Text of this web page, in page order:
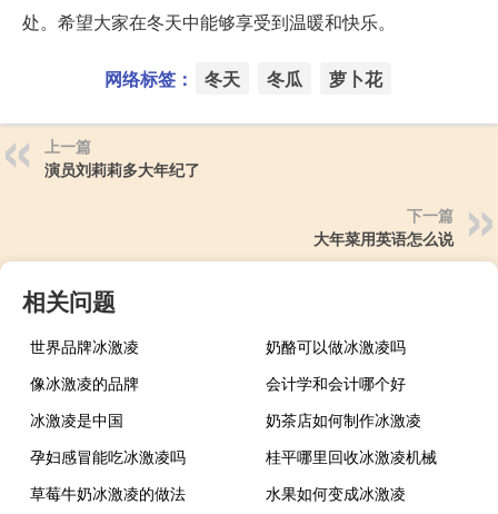
处。希望大家在冬天中能够享受到温暖和快乐。
网络标签： 冬天 冬瓜 萝卜花
上一篇
演员刘莉莉多大年纪了
下一篇
大年菜用英语怎么说
相关问题
世界品牌冰激凌
奶酪可以做冰激凌吗
像冰激凌的品牌
会计学和会计哪个好
冰激凌是中国
奶茶店如何制作冰激凌
孕妇感冒能吃冰激凌吗
桂平哪里回收冰激凌机械
草莓牛奶冰激凌的做法
水果如何变成冰激凌